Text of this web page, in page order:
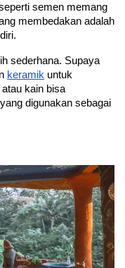
semen memang
membedakan adalah
sederhana. Supaya
keramik untuk
kain bisa
digunakan sebagai